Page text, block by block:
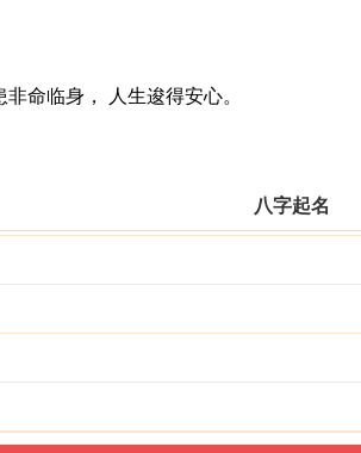
命临身， 人生逡得安心。
八字起名